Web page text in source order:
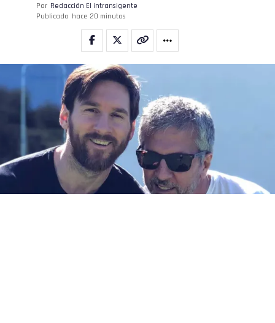
Por Redacción El intransigente
Publicado hace 20 minutos